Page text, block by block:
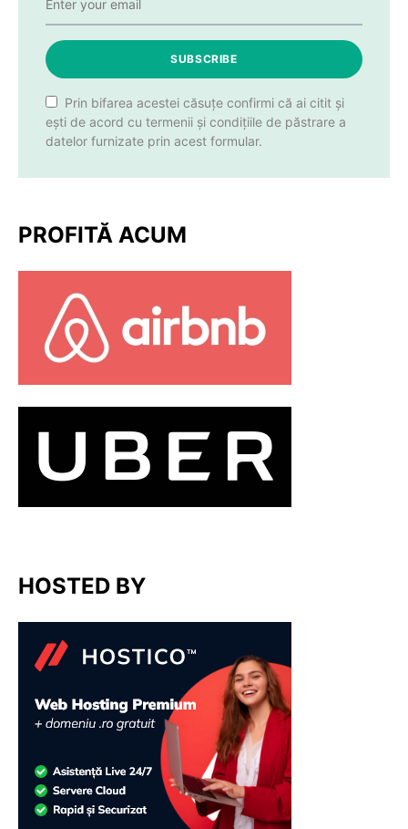
SUBSCRIBE
Prin bifarea acestei căsuțe confirmi că ai citit și
ești de acord cu termenii și condițiile de păstrare a
datelor furnizate prin acest formular.
PROFITĂ ACUM
HOSTED BY